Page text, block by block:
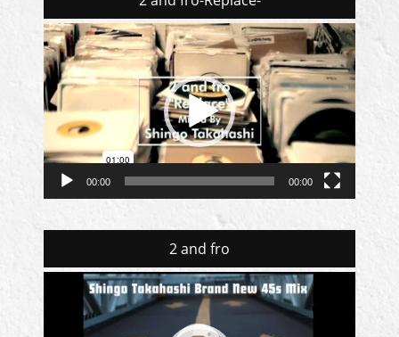
動
画
プ
レ
ー
00:00 00:00
2 and fro